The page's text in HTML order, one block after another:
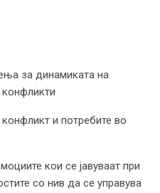
за динамиката на
и потребите во
кои се јавуваат при
со нив да се управува